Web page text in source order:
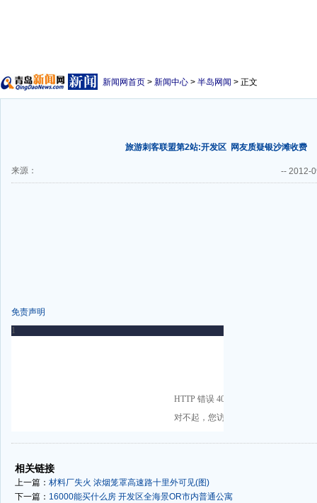
新闻网首页 > 新闻中心 > 半岛网闻 > 正文
旅游刺客联盟第2站:开发区 网友质疑银沙滩收费
来源： -- 2012-
免责声明
-
相关链接
上一篇： 材料厂失火 浓烟笼罩高速路十里外可见(图)
下一篇： 16000能买什么房 开发区全海景OR市内普通公寓